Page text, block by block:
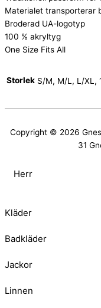
Materialet transporterar
Broderad UA-logotyp
100 % akryltyg
One Size Fits All
Storlek S/M, M/L, L/XL,
Copyright © 2026
31
Herr
Kläder
Badkläder
Jackor
Linnen